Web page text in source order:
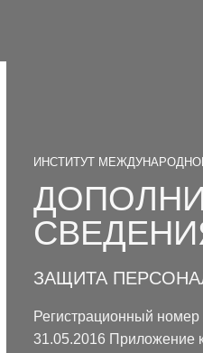
ИНСТИТУТ
ЗАЩИТА
Регистрационный
31.05.2016 Приложение